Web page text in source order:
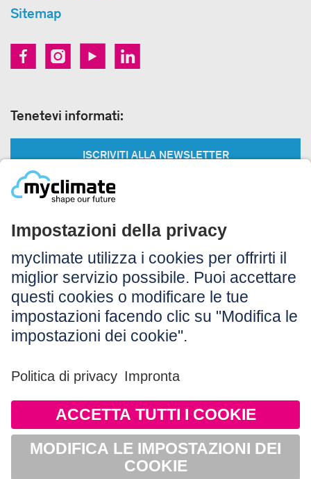
Sitemap
Tenetevi informati:
ISCRIVITI ALLA NEWSLETTER
Legale:
Colophon
Avvertenza
CG
Protezione dei dati
Accessibilità